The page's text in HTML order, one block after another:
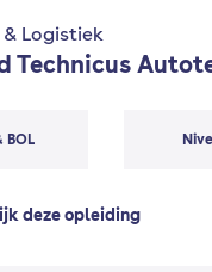
Logistiek
Technicus
BOL
deze opleiding